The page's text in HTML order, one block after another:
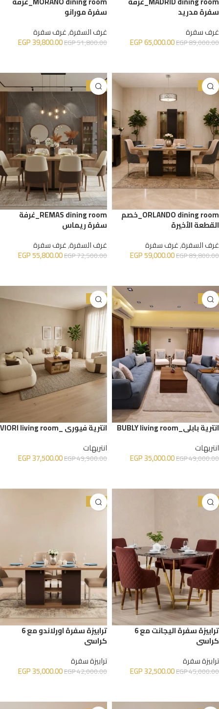
سفرة مدريد
غرف سفرة
EGP89,000.00
EGP65,000.00
سفرة مورانو
غرف السفرة,غرف سفرة
EGP51,800.00
EGP39,800.00
-34%
ORLANDO dining room_خصم
القطعة الأخيرة
غرف السفرة,غرف سفرة
EGP89,800.00
EGP59,000.00
-23%
REMAS dining room_غرفة
سفرة ريماس
غرف السفرة,غرف سفرة
EGP72,500.00
EGP55,800.00
-29%
انترية بابلي_BUBLY living room
انتريهات
EGP49,000.00
EGP35,000.00
-25%
انترية فيوري _VIORI living room
انتريهات
EGP49,900.00
EGP37,500.00
-28%
ترابيزة سفرة اليجانت مع 6
كراسي
ترابيزة سفرة
EGP45,000.00
EGP32,500.00
-17%
ترابيزة سفرة اورلاندو مع 6
كراسي
ترابيزة سفرة
EGP42,000.00
EGP35,000.00